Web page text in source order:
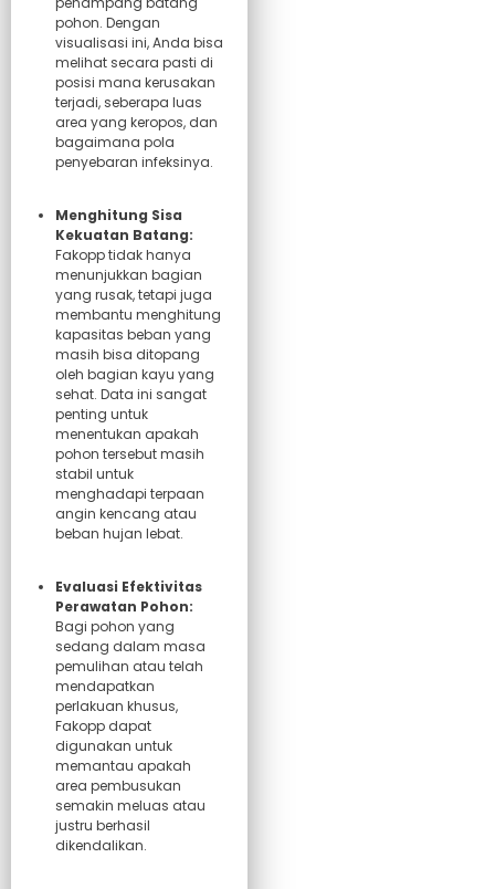
pohon. Dengan
visualisasi ini, Anda bisa
melihat secara pasti di
posisi mana kerusakan
terjadi, seberapa luas
area yang keropos, dan
bagaimana pola
penyebaran infeksinya.
Menghitung Sisa
Kekuatan Batang:
Fakopp tidak hanya
menunjukkan bagian
yang rusak, tetapi juga
membantu menghitung
kapasitas beban yang
masih bisa ditopang
oleh bagian kayu yang
sehat. Data ini sangat
penting untuk
menentukan apakah
pohon tersebut masih
stabil untuk
menghadapi terpaan
angin kencang atau
beban hujan lebat.
Evaluasi Efektivitas
Perawatan Pohon:
Bagi pohon yang
sedang dalam masa
pemulihan atau telah
mendapatkan
perlakuan khusus,
Fakopp dapat
digunakan untuk
memantau apakah
area pembusukan
semakin meluas atau
justru berhasil
dikendalikan.